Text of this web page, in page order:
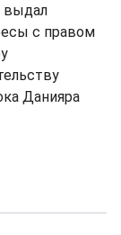
выдал
с правом
Данияра